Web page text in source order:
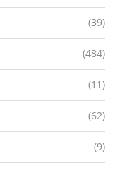
(39)
(484)
(11)
(62)
(9)